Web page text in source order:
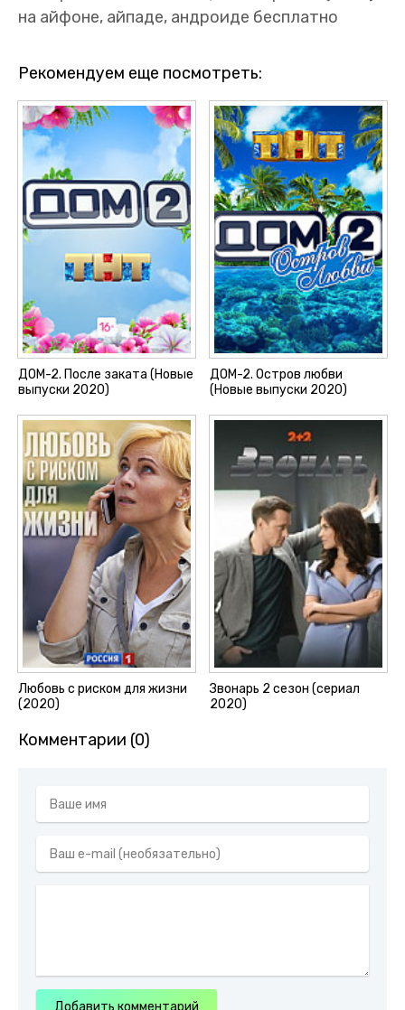
на айфоне, айпаде, андроиде бесплатно
Рекомендуем еще посмотреть:
ДОМ-2. После заката (Новые
выпуски 2020)
ДОМ-2. Остров любви
(Новые выпуски 2020)
Любовь с риском для жизни
(2020)
Звонарь 2 сезон (сериал
2020)
Комментарии (0)